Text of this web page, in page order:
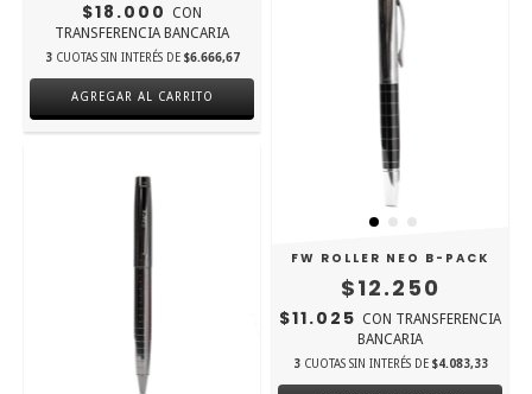
$18.000 CON
TRANSFERENCIA BANCARIA
3 CUOTAS SIN INTERÉS DE $6.666,67
FW ROLLER NEO B-PACK
$12.250
$11.025 CON TRANSFERENCIA
BANCARIA
3 CUOTAS SIN INTERÉS DE $4.083,33